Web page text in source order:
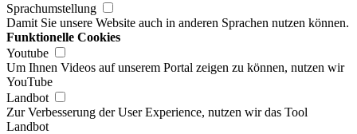
Sprachumstellung
Damit Sie unsere Website auch in anderen Sprachen nutzen können.
Funktionelle Cookies
Youtube
Um Ihnen Videos auf unserem Portal zeigen zu können, nutzen wir
YouTube
Landbot
Zur Verbesserung der User Experience, nutzen wir das Tool
Landbot